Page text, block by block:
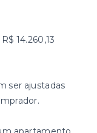
R$ 14.260,13
ser ajustadas